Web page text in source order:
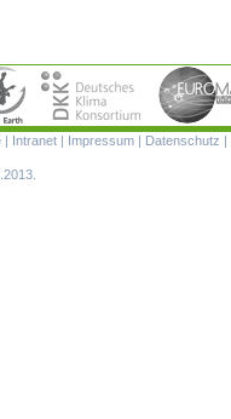
| Intranet | Impressum | Datenschutz |